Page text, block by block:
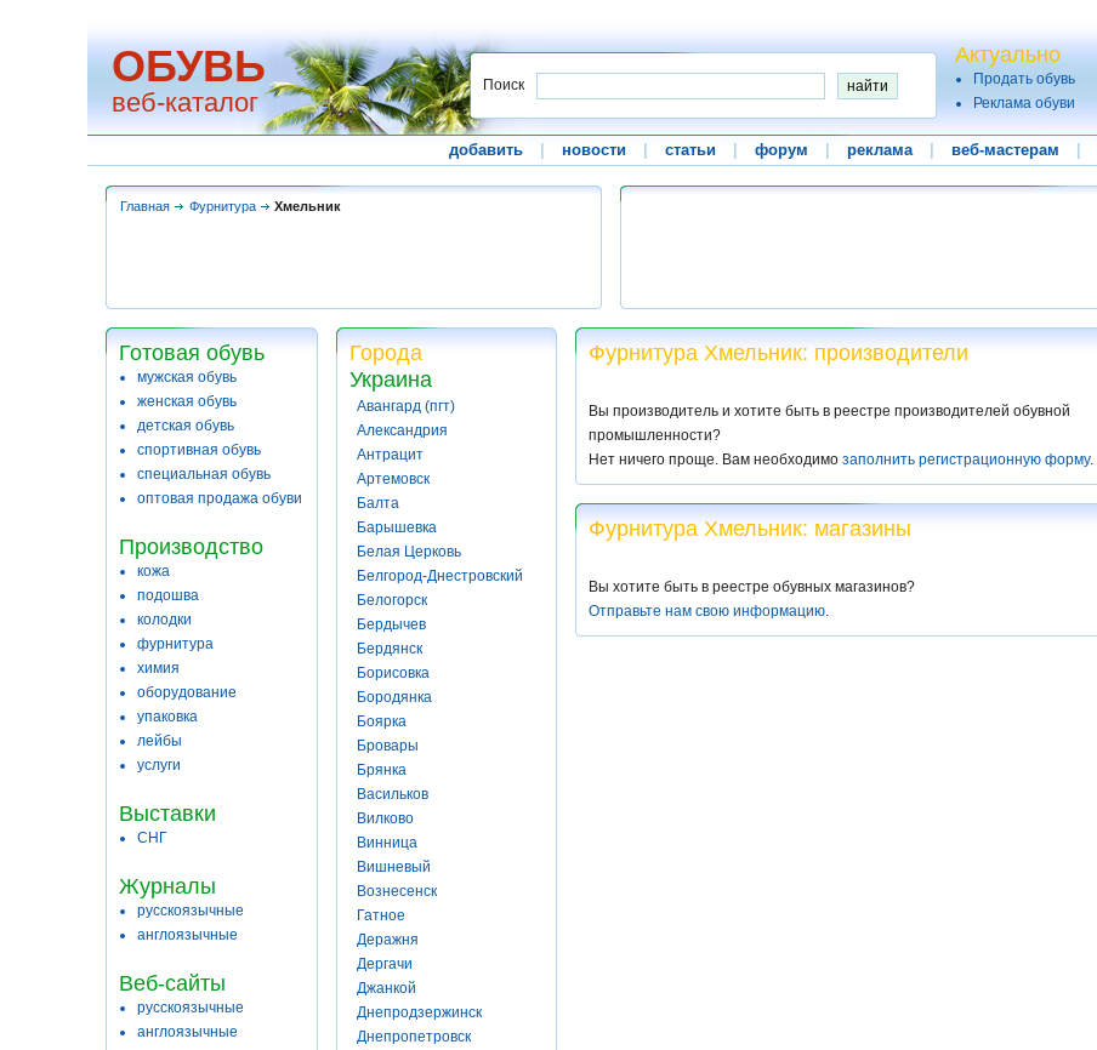
ОБУВЬ
веб-каталог
Поиск
Актуально
Продать обувь
Реклама обуви
добавить новости статьи форум реклама веб-мастерам
Главная Фурнитура Хмельник
Готовая обувь
мужская обувь
женская обувь
детская обувь
спортивная обувь
специальная обувь
оптовая продажа обуви
Производство
кожа
подошва
колодки
фурнитура
химия
оборудование
упаковка
лейбы
услуги
Выставки
СНГ
Журналы
русскоязычные
англоязычные
Веб-сайты
русскоязычные
англоязычные
Города
Украина
Авангард (пгт)
Александрия
Антрацит
Артемовск
Балта
Барышевка
Белая Церковь
Белгород-Днестровский
Белогорск
Бердычев
Бердянск
Борисовка
Бородянка
Боярка
Бровары
Брянка
Васильков
Вилково
Винница
Вишневый
Вознесенск
Гатное
Деражня
Дергачи
Джанкой
Днепродзержинск
Днепропетровск
Фурнитура Хмельник: производители
Вы производитель и хотите быть в реестре производителей обувной
промышленности?
Нет ничего проще. Вам необходимо заполнить регистрационную форму.
Фурнитура Хмельник: магазины
Вы хотите быть в реестре обувных магазинов?
Отправьте нам свою информацию.